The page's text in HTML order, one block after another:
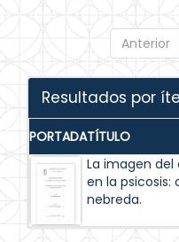
Anterior
Resultados por
PORTADATÍTULO
La imagen del
en la psicosis:
nebreda.